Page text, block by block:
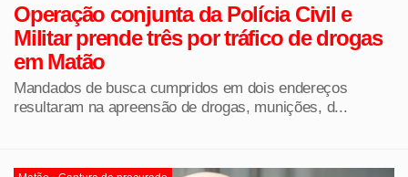
Operação conjunta da Polícia Civil e
Militar prende três por tráfico de drogas
em Matão
Mandados de busca cumpridos em dois endereços
resultaram na apreensão de drogas, munições, d...